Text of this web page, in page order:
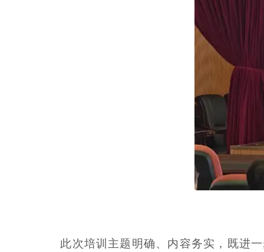
此次培训主题明确、内容务实，既进